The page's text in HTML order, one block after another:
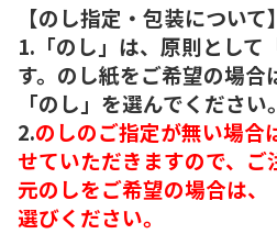
【のし指定・包装について】
1.「のし」は、原則として
す。のし紙をご希望の場合
「のし」を選んでください。
2.のしのご指定が無い場合
せていただきますので、ご
元のしをご希望の場合は
選びください。